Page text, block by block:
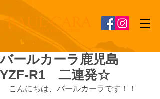
バールカーラ鹿児島
YZF-R1 二連発☆
こんにちは、バールカーラです！！